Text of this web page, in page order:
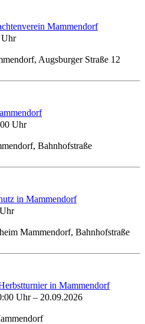
Mammendorf
Uhr
Augsburger Straße 12
Uhr
Bahnhofstraße
in Mammendorf
Mammendorf, Bahnhofstraße
in Mammendorf
Uhr– 20.09.2026